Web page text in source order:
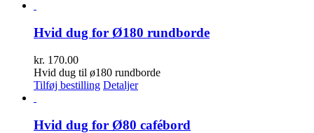
Hvid dug for Ø180 rundborde
kr. 170.00
Hvid dug til ø180 rundborde
Tilføj bestilling Detaljer
Hvid dug for Ø80 cafébord